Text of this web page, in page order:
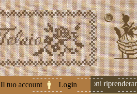
Il tuo account Login
Attenzione ! Le spedizioni